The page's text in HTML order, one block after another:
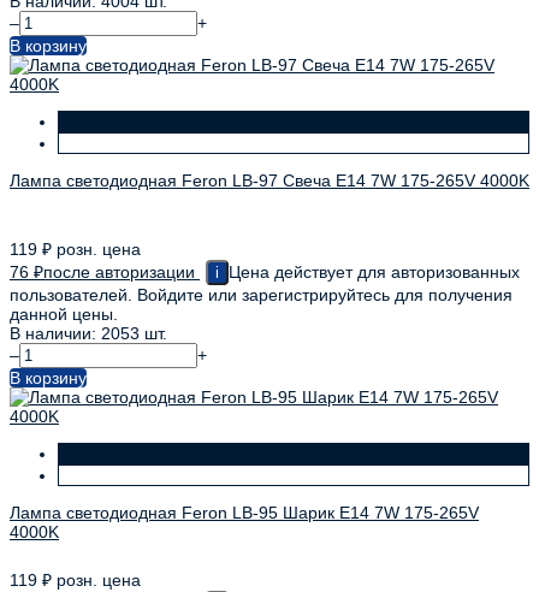
–
+
В корзину
Лампа светодиодная Feron LB-97 Свеча E14 7W 175-265V 4000K
119 ₽ розн. цена
76 ₽после авторизации i
Цена действует для авторизованных
пользователей. Войдите или зарегистрируйтесь для получения
данной цены.
В наличии: 2053 шт.
–
+
В корзину
Лампа светодиодная Feron LB-95 Шарик E14 7W 175-265V
4000K
119 ₽ розн. цена